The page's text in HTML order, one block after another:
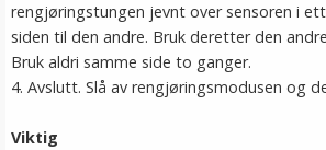
rengjøringstungen jevnt over sensoren i
siden til den andre. Bruk deretter den
Bruk aldri samme side to ganger.
4. Avslutt. Slå av rengjøringsmodusen og
Viktig